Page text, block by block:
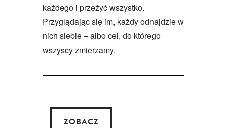
każdego i przeżyć wszystko.
Przyglądając się im, każdy odnajdzie w
nich siebie – albo cel, do którego
wszyscy zmierzamy.
ZOBACZ